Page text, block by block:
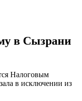
в Сызрани
Налоговым
в исключении из